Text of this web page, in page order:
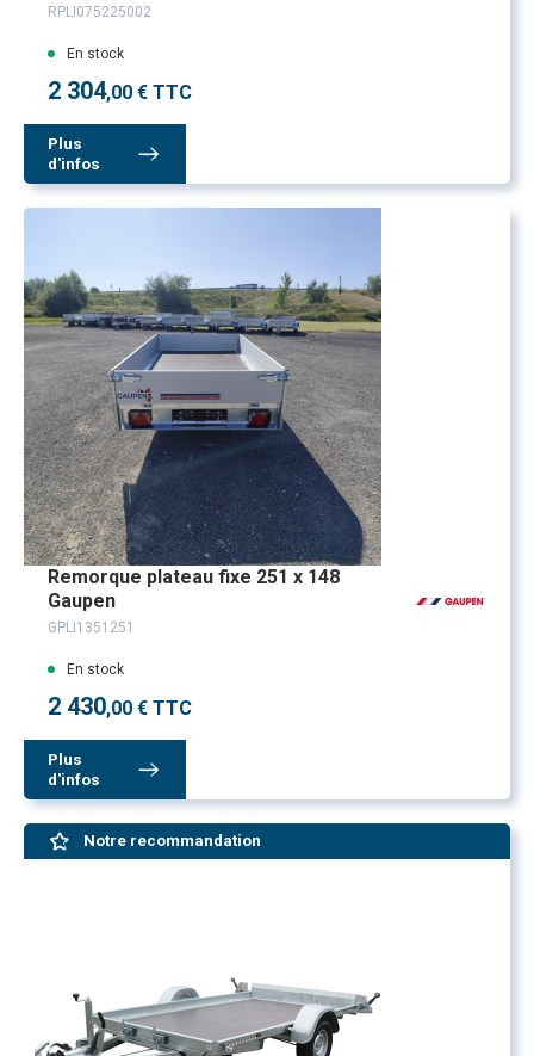
RPLI075225002
En stock
2 304,00 € TTC
Plus
d'infos
Remorque plateau fixe 251 x 148
Gaupen
GPLI1351251
En stock
2 430,00 € TTC
Plus
d'infos
Notre recommandation